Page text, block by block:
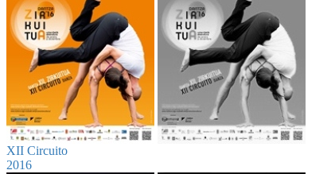
XII Circuito
2016